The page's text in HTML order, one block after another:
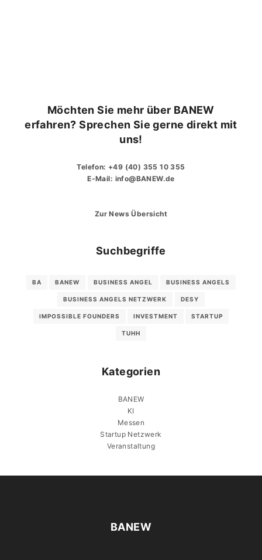
Möchten Sie mehr über BANEW
erfahren? Sprechen Sie gerne direkt mit
uns!
Telefon: +49 (40) 355 10 355
E-Mail: info@BANEW.de
Zur News Übersicht
Suchbegriffe
BA BANEW BUSINESS ANGEL BUSINESS ANGELS
BUSINESS ANGELS NETZWERK DESY
IMPOSSIBLE FOUNDERS INVESTMENT STARTUP
TUHH
Kategorien
BANEW
KI
Messen
Startup Netzwerk
Veranstaltung
BANEW